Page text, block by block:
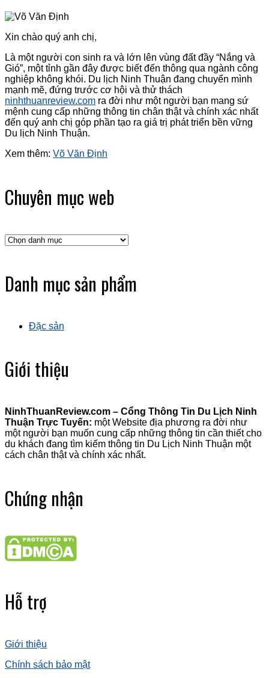
Xin chào quý anh chị,
Là một người con sinh ra và lớn lên vùng đất đầy “Nắng và
Gió”, một tỉnh gần đây được biết đến thông qua ngành công
nghiệp không khói. Du lịch Ninh Thuận đang chuyển mình
mạnh mẽ, đứng trước cơ hội và thử thách
ninhthuanreview.com ra đời như một người bạn mang sứ
mệnh cung cấp những thông tin chân thật và chính xác nhất
đến quý anh chị góp phần tạo ra giá trị phát triển bền vững
Du lịch Ninh Thuận.
Xem thêm: Võ Văn Định
Chuyên mục web
Chuyên
Danh mục sản phẩm
Đặc sản
Giới thiệu
NinhThuanReview.com – Cổng Thông Tin Du Lịch Ninh
Thuận Trực Tuyến: một Website địa phương ra đời như
một người bạn muốn cung cấp những thông tin cần thiết cho
du khách đang tìm kiếm thông tin Du Lịch Ninh Thuận một
cách chân thật và chính xác nhất.
Chứng nhận
Hỗ trợ
Giới thiệu
Chính sách bảo mật